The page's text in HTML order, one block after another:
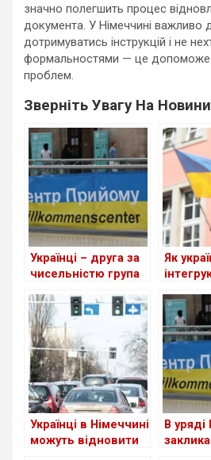
значно полегшить процес
документа. У Німеччині важливо
дотримуватись інструкцій і не
формальностями — це допоможе
проблем.
Зверніть Увагу На
Українці – друга за
чисельністю група
Як
Українці в Німеччині
можуть відновити
В